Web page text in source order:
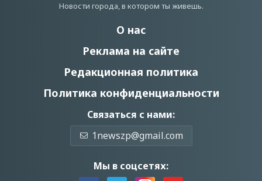
Новости города, в котором ты живешь.
О нас
Реклама на сайте
Редакционная политика
Политика конфиденциальности
Связаться с нами:
1newszp@gmail.com
Мы в соцсетях: